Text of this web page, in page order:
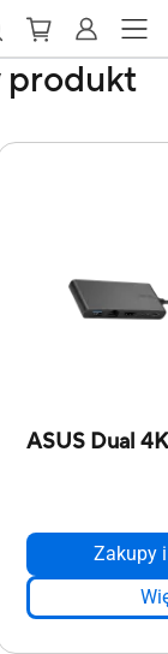
produkt
ASUS Dual
Zakupy